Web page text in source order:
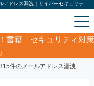
書籍「セキュリティ対策
洩ニュース
件のメールアドレス漏洩